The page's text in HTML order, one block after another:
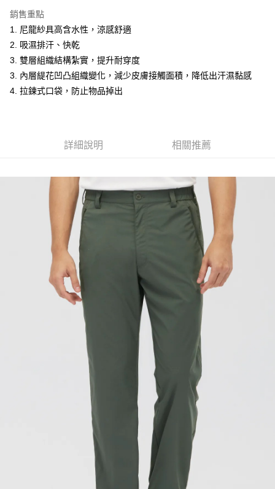
4.訂單成立30分鐘內，如未前往確認交易或遇審核未通過，訂單將自動取
消。如遇「轉專審核」未通過狀況，表示未達大哥付你分期系統評分，恕無
法說明評估內容。
【繳款方式說明】
1.分期款項不併入電信帳單，「大哥付你分期」於每月結算日後寄送繳費提
2.透過簡訊連結打開帳單後，可選擇「超商條碼／台灣大直營門市／銀行轉
帳／街口支付／iPASS MONEY」等通路繳費。
買賣價金債權讓與本公司後，依約使用本公司帳單繳交帳款。
由本公司與您本人進行分期帳單所需資料之確認、核對及更正。
3.完整用戶服務條款，請詳閱以下連結：https://oppay.tw/userRule
１．簡單：不需註冊會員、不需綁卡、不需儲值。
２．便利：只要手機號碼，簡訊認證，即可結帳。
３．安心：先確認商品／服務後，再付款。
【「AFTEE先享後付」結帳流程】
１．於結帳方式選擇「AFTEE先享後付」後，將跳轉至「AFTEE先享後付」
２．訂單成立數日內，您將收到繳費通知簡訊。
購買商品的店家。未經商家同意取消之訂單仍視為有效，需透過AFTEE先享
後付繳納相關費用。
客戶支援中心」
https://netprotections.freshdesk.com/support/home
１．透過由恩沛科技股份有限公司提供之「AFTEE先享後付」服務完成之交
易，需依本服務之必要範圍內提供個人資料，並將交易相關給付款項請求債
權轉讓予恩沛科技股份有限公司。
２．關於個人資料處理事宜，請瀏覽以下網址：
https://aftee.tw/terms/#terms3
３．未成年的使用者請事先徵得法定代理人或監護人之同意方可使用
「AFTEE先享後付」，若未經同意申辦者引起之損失，本公司不負相關責
４．使用「AFTEE先享後付」時，將依據個別帳號之用戶狀況，依本公司即
時審查核予不同之上限額度；若仍有額度不足之情形，本公司將視審查結果
５．嚴禁一人註冊多個帳號或使用他人資訊註冊。若發現惡意使用之情形，
恩沛科技股份有限公司將有權停止該用戶之使用額度並採取法律行動。
運送方式
付款後全家取貨
每筆NT$70，滿NT$899(含以上)免運費
付款後7-11取貨
每筆NT$100，滿NT$1,000(含以上)免運費
請自備購物袋，若需購買紙袋可現場詢問
銷售重點
1. 尼龍紗具高含水性，涼感舒適
2. 吸濕排汗、快乾
3. 雙層組織結構紮實，提升耐穿度
3. 內層緹花凹凸組織變化，減少皮膚接觸面積，降低出汗濕黏感
4. 拉鍊式口袋，防止物品掉出
詳細說明 相關推薦